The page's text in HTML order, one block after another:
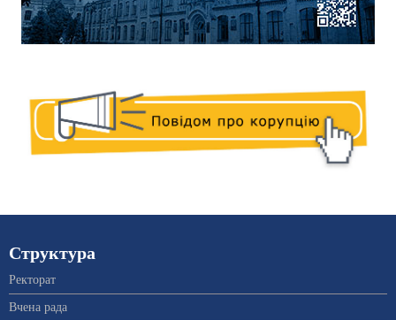
Структура
Ректорат
Вчена рада